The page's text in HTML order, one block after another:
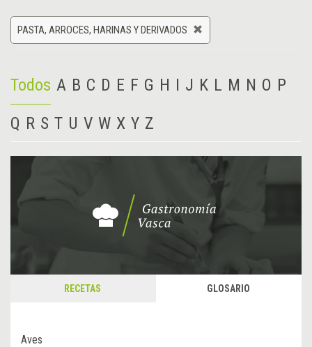
PASTA, ARROCES, HARINAS Y DERIVADOS
Todos A B C D E F G H I J K L M N O P
Q R S T U V W X Y Z
RECETAS GLOSARIO
Aves